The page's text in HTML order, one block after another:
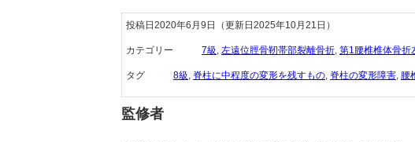
投稿日2020年6月9日 （更新日2025年10月21日）
カテゴリー 7級, 左遠位脛骨靭帯部裂離骨折, 第1腰椎椎体骨折
タグ 8級, 脊柱に中程度の変形を残すもの, 脊柱の変形障害, 腰
監修者